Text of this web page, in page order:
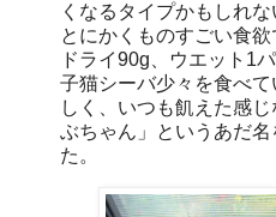
くなるタイプかもしれな
とにかくものすごい食
ドライ90g、ウエット1
子猫シーバ少々を食べ
しく、いつも飢えた感
ぶちゃん」というあだ
た。